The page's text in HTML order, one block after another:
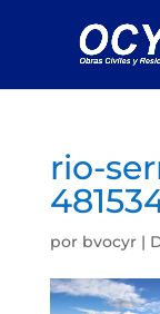
rio-
por bvocyr|